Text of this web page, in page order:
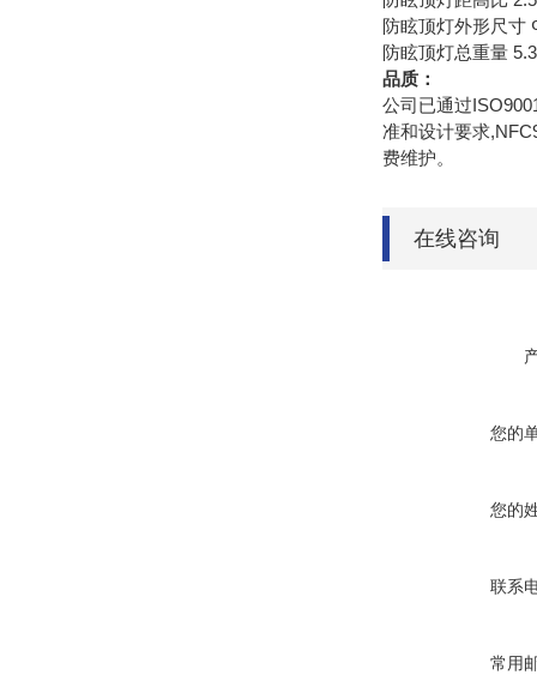
防眩顶灯外形尺寸
防眩顶灯总重量
品质：
公司已通过
准和设计要求
费维护。
在线咨询
您的
您的
联系
常用